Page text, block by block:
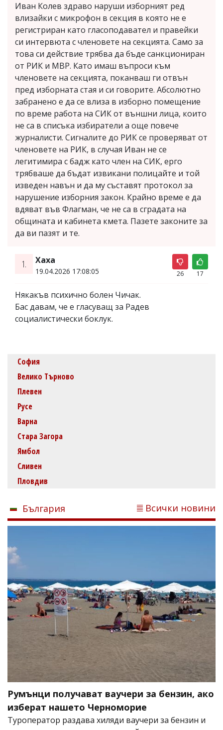
Иван Колев здраво наруши изборният ред
влизайки с микрофон в секция в която не е
регистриран като гласоподавател и правейки
си интервюта с членовете на секцията. Само за
това си действие трябва да бъде санкциониран
от РИК и МВР. Като имаш въпроси към
членовете на секцията, поканваш ги отвън
пред изборната стая и си говорите. Абсолютно
забранено е да се влиза в изборно помещение
по време работа на СИК от външни лица, които
не са в списъка избиратели а още повече
журналисти. Сигналите до РИК се проверяват от
членовете на РИК, в случая Иван не се
легитимира с бадж като член на СИК, ерго
трябваше да бъдат извикани полицайте и той
изведен навън и да му съставят протокол за
нарушение изборния закон. Крайно време е да
вдяват във Флагман, че не са в сградата на
общината и кабинета кмета. Пазете законите за
да ви пазят и те.
1. Хаха
19.04.2026 17:08:05 26 17
Някакъв психично болен Чичак.
Бас давам, че е гласуващ за Радев
социалистически боклук.
София
Велико Търново
Плевен
Русе
Варна
Стара Загора
Ямбол
Сливен
Пловдив
България Всички новини
Румънци получават ваучери за бензин, ако
изберат нашето Черноморие
Туроператор раздава хиляди ваучери за бензин и